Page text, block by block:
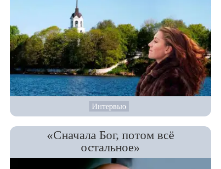
Интервью
«Сначала Бог, потом всё
остальное»